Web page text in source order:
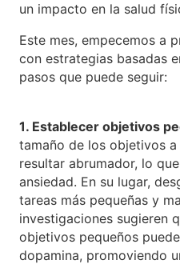
un impacto en la salud
Este mes, empecemos a
con estrategias basadas
pasos que puede seguir:
1. Establecer objetivos
tamaño de los objetivos
resultar abrumador, lo
ansiedad. En su lugar,
tareas más pequeñas y
investigaciones sugieren
objetivos pequeños
dopamina, promoviendo